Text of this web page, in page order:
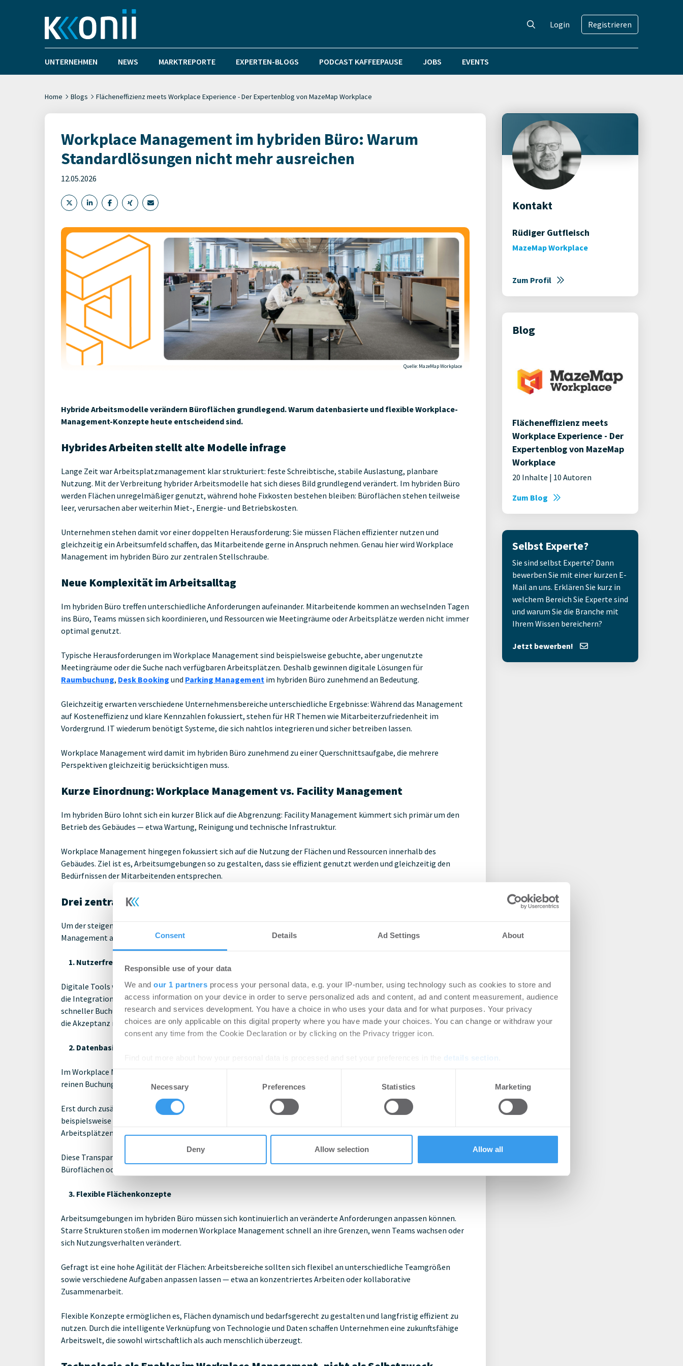
Consent Details Ad Settings About
Responsible use of your data
We and our 1 partners process your personal data, e.g. your IP-number, using technology such as cookies to store and
access information on your device in order to serve personalized ads and content, ad and content measurement, audience
research and services development. You have a choice in who uses your data and for what purposes. Your privacy
choices are only applicable on this digital property where you have made your choices. You can change or withdraw your
consent any time from the Cookie Declaration or by clicking on the Privacy trigger icon.
details section
We use cookies to personalise content and ads, to provide social media features and to analyse our traffic. We also share
other information that you’ve provided to them or that they’ve collected from your use of their services.
Consent
Selection
Necessary Preferences Statistics Marketing
Deny Allow selection Allow all
Login Registrieren
UNTERNEHMEN NEWS MARKTREPORTE EXPERTEN-BLOGS PODCAST KAFFEEPAUSE JOBS EVENTS
Home Blogs Flächeneffizienz meets Workplace Experience - Der Expertenblog von MazeMap Workplace
Workplace Management im hybriden Büro: Warum
Standardlösungen nicht mehr ausreichen
12.05.2026
Quelle: MazeMap Workplace
Hybride Arbeitsmodelle verändern Büroflächen grundlegend. Warum datenbasierte und flexible Workplace-
Management-Konzepte heute entscheidend sind.
Hybrides Arbeiten stellt alte Modelle infrage
Lange Zeit war Arbeitsplatzmanagement klar strukturiert: feste Schreibtische, stabile Auslastung, planbare
Nutzung. Mit der Verbreitung hybrider Arbeitsmodelle hat sich dieses Bild grundlegend verändert. Im hybriden Büro
werden Flächen unregelmäßiger genutzt, während hohe Fixkosten bestehen bleiben: Büroflächen stehen teilweise
leer, verursachen aber weiterhin Miet-, Energie- und Betriebskosten.
Unternehmen stehen damit vor einer doppelten Herausforderung: Sie müssen Flächen effizienter nutzen und
gleichzeitig ein Arbeitsumfeld schaffen, das Mitarbeitende gerne in Anspruch nehmen. Genau hier wird Workplace
Management im hybriden Büro zur zentralen Stellschraube.
Neue Komplexität im Arbeitsalltag
Im hybriden Büro treffen unterschiedliche Anforderungen aufeinander. Mitarbeitende kommen an wechselnden Tagen
ins Büro, Teams müssen sich koordinieren, und Ressourcen wie Meetingräume oder Arbeitsplätze werden nicht immer
optimal genutzt.
Typische Herausforderungen im Workplace Management sind beispielsweise gebuchte, aber ungenutzte
Meetingräume oder die Suche nach verfügbaren Arbeitsplätzen. Deshalb gewinnen digitale Lösungen für
Raumbuchung, Desk Booking und Parking Management im hybriden Büro zunehmend an Bedeutung.
Gleichzeitig erwarten verschiedene Unternehmensbereiche unterschiedliche Ergebnisse: Während das Management
auf Kosteneffizienz und klare Kennzahlen fokussiert, stehen für HR Themen wie Mitarbeiterzufriedenheit im
Vordergrund. IT wiederum benötigt Systeme, die sich nahtlos integrieren und sicher betreiben lassen.
Workplace Management wird damit im hybriden Büro zunehmend zu einer Querschnittsaufgabe, die mehrere
Perspektiven gleichzeitig berücksichtigen muss.
Kurze Einordnung: Workplace Management vs. Facility Management
Im hybriden Büro lohnt sich ein kurzer Blick auf die Abgrenzung: Facility Management kümmert sich primär um den
Betrieb des Gebäudes — etwa Wartung, Reinigung und technische Infrastruktur.
Workplace Management hingegen fokussiert sich auf die Nutzung der Flächen und Ressourcen innerhalb des
Gebäudes. Ziel ist es, Arbeitsumgebungen so zu gestalten, dass sie effizient genutzt werden und gleichzeitig den
Bedürfnissen der Mitarbeitenden entsprechen.
Drei zentrale Erfolgsfaktoren für modernes Workplace Management
Um der steigenden Komplexität im hybriden Büro zu begegnen, setzen viele Unternehmen im Workplace
Management auf drei zentrale Hebel:
1. Nutzerfreundliche Buchungssysteme
Digitale Tools werden nur dann genutzt, wenn sie sich nahtlos in bestehende Arbeitsprozesse einfügen. Insbesondere
die Integration in etablierte Anwendungen wie Outlook oder Teams spielt eine entscheidende Rolle. Je einfacher und
schneller Buchungen möglich sind — ob für Arbeitsplätze, Besprechungsräume oder Parkflächen — desto höher ist
die Akzeptanz im Arbeitsalltag.
2. Datenbasierte Entscheidungen statt Annahmen
Im Workplace Management im hybriden Büro basieren viele Entscheidungen noch immer auf Schätzungen oder
reinen Buchungsdaten. Diese zeigen jedoch vor allem die geplante Nutzung.
Erst durch zusätzliche Datenquellen entsteht ein realistisches Bild der tatsächlichen Flächennutzung. Dazu gehören
beispielsweise Sensordaten oder Check-in-Systeme, die Unternehmen helfen, die reale Auslastung von
Arbeitsplätzen, Meetingräumen oder Gemeinschaftsflächen besser zu verstehen.
Diese Transparenz ist eine wichtige Grundlage für fundierte Entscheidungen — etwa bei der Reduzierung von
Büroflächen oder der Optimierung von Nutzungskonzepten im hybriden Büro.
3. Flexible Flächenkonzepte
Arbeitsumgebungen im hybriden Büro müssen sich kontinuierlich an veränderte Anforderungen anpassen können.
Starre Strukturen stoßen im modernen Workplace Management schnell an ihre Grenzen, wenn Teams wachsen oder
sich Nutzungsverhalten verändert.
Gefragt ist eine hohe Agilität der Flächen: Arbeitsbereiche sollten sich flexibel an unterschiedliche Teamgrößen
sowie verschiedene Aufgaben anpassen lassen — etwa an konzentriertes Arbeiten oder kollaborative
Zusammenarbeit.
Flexible Konzepte ermöglichen es, Flächen dynamisch und bedarfsgerecht zu gestalten und langfristig effizient zu
nutzen. Durch die intelligente Verknüpfung von Technologie und Daten schaffen Unternehmen eine zukunftsfähige
Arbeitswelt, die sowohl wirtschaftlich als auch menschlich überzeugt.
Kontakt
Rüdiger Gutfleisch
MazeMap Workplace
Zum Profil
Blog
Flächeneffizienz meets
Workplace Experience - Der
Expertenblog von MazeMap
Workplace
20 Inhalte | 10 Autoren
Zum Blog
Selbst Experte?
Sie sind selbst Experte? Dann
bewerben Sie mit einer kurzen E-
Mail an uns. Erklären Sie kurz in
welchem Bereich Sie Experte sind
und warum Sie die Branche mit
Ihrem Wissen bereichern?
Jetzt bewerben!